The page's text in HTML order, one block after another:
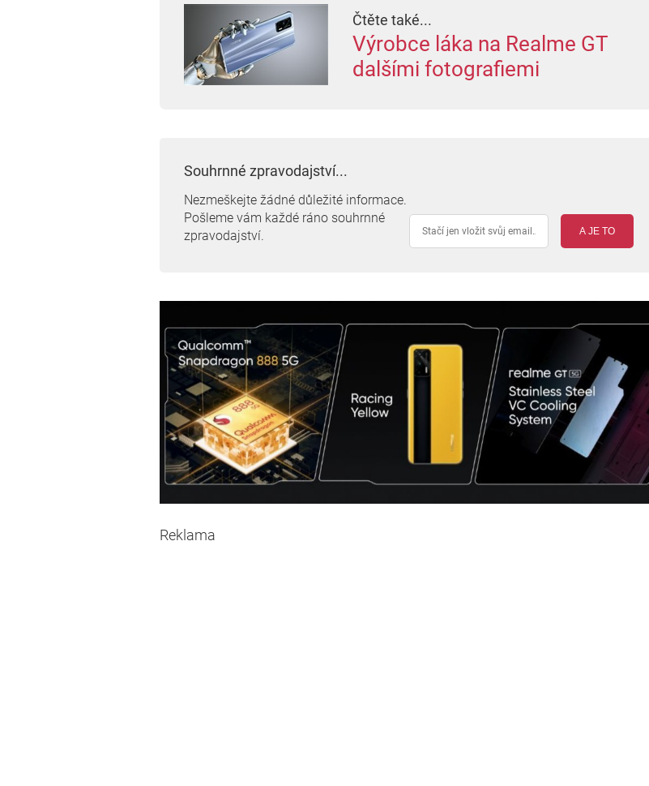
Čtěte také...
Výrobce láka na Realme GT
dalšími fotografiemi
Souhrnné zpravodajství...
Nezmeškejte žádné důležité informace.
Pošleme vám každé ráno souhrnné
zpravodajství.
A JE TO
Reklama